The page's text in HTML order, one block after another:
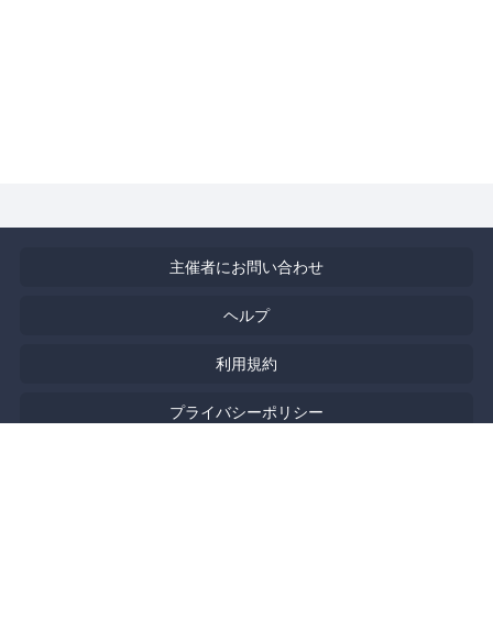
主催者にお問い合わせ
ヘルプ
利用規約
プライバシーポリシー